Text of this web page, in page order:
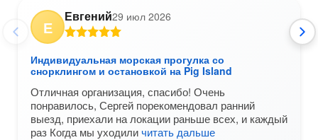
Е
Евгений29 июл 2026
Индивидуальная морская прогулка со
снорклингом и остановкой на Pig Island
Отличная организация, спасибо! Очень
понравилось, Сергей порекомендовал ранний
выезд, приехали на локации раньше всех, и каждый
раз Когда мы уходиличитать дальше